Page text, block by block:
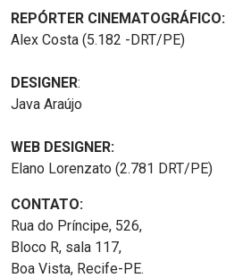
REPÓRTER CINEMATOGRÁFICO:
Alex Costa (5.182 -DRT/PE)
DESIGNER:
Java Araújo
WEB DESIGNER:
Elano Lorenzato (2.781 DRT/PE)
CONTATO:
Rua do Príncipe, 526,
Bloco R, sala 117,
Boa Vista, Recife-PE.